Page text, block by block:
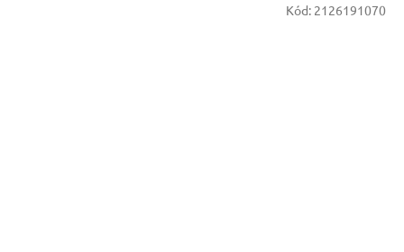
Kód: 2126191070